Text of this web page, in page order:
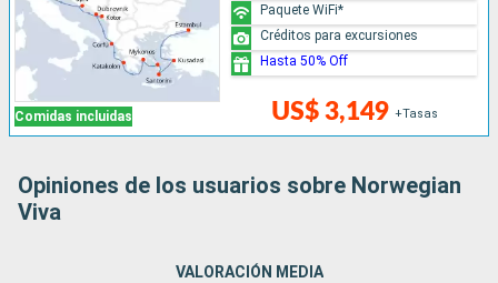
Comidas incluidas US$ 3,149 +Tasas
Paquete WiFi*
Créditos para excursiones
Hasta 50% Off
Opiniones de los usuarios sobre Norwegian
Viva
VALORACIÓN MEDIA